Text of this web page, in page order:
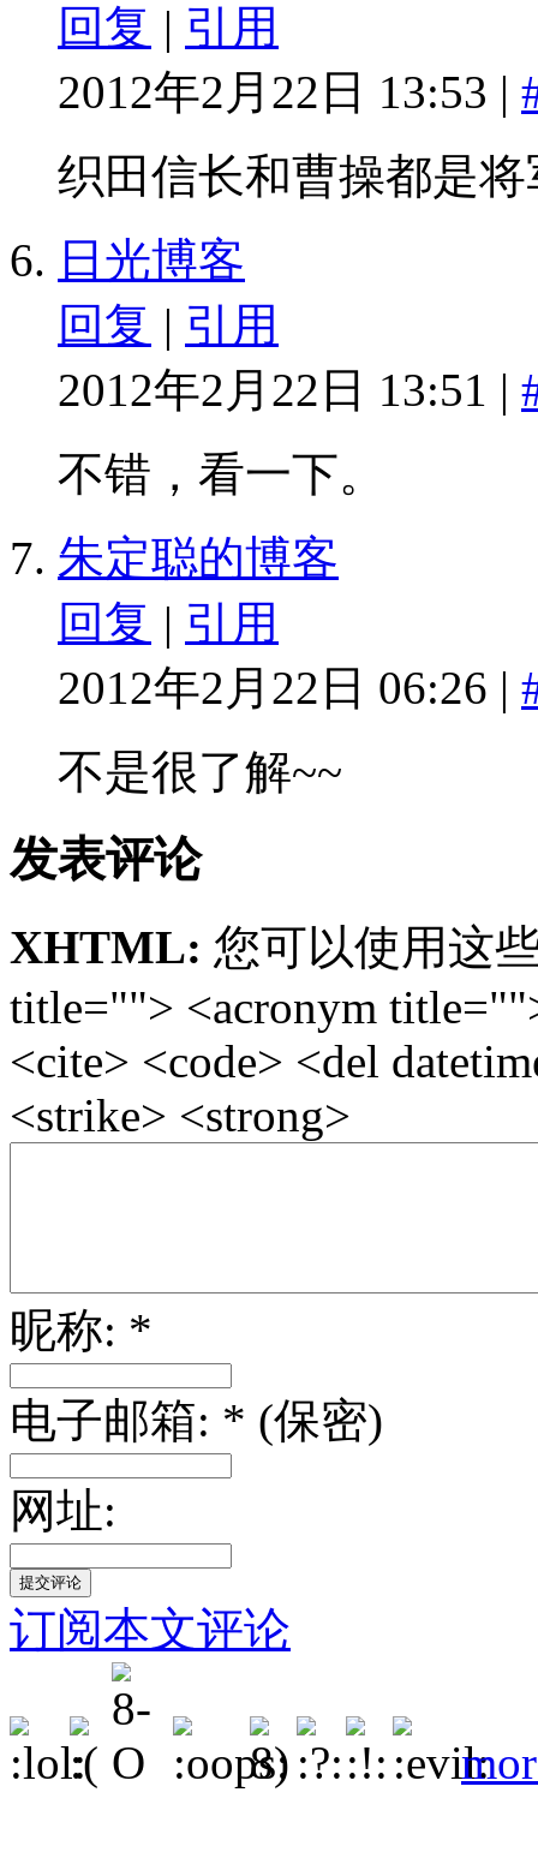
回复 | 引用
2012年2月22日 13:53 |
织田信长和曹操都是
日光博客
回复 | 引用
2012年2月22日 13:51 |
不错，看一下。
朱定聪的博客
回复 | 引用
2012年2月22日 06:26 |
不是很了解~~
发表评论
XHTML: 您可以使用这
title=""> <acronym
<cite> <code> <del
<strike> <strong>
昵称: *
电子邮箱: * (保密)
网址:
订阅本文评论